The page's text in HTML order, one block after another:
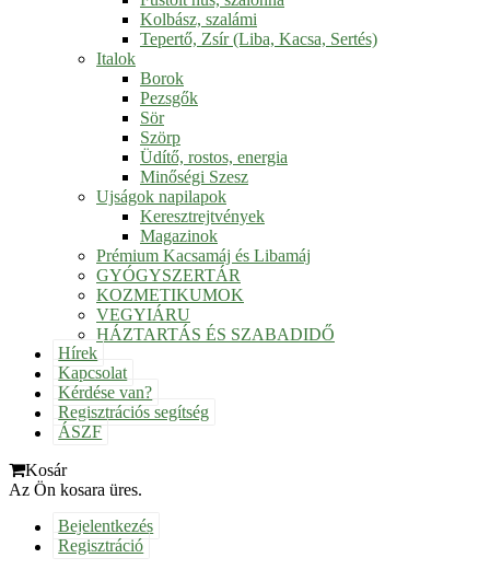
Kolbász, szalámi
Tepertő, Zsír (Liba, Kacsa, Sertés)
Italok
Borok
Pezsgők
Sör
Szörp
Üdítő, rostos, energia
Minőségi Szesz
Ujságok napilapok
Keresztrejtvények
Magazinok
Prémium Kacsamáj és Libamáj
GYÓGYSZERTÁR
KOZMETIKUMOK
VEGYIÁRU
HÁZTARTÁS ÉS SZABADIDŐ
Hírek
Kapcsolat
Kérdése van?
Regisztrációs segítség
ÁSZF
Kosár
Az Ön kosara üres.
Bejelentkezés
Regisztráció